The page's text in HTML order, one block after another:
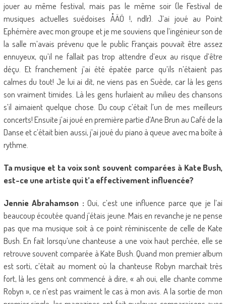
jouer au même festival, mais pas le même soir (le Festival de
musiques actuelles suédoises ÅÄÖ !, ndlr). J’ai joué au Point
Ephémère avec mon groupe et je me souviens que l’ingénieur son de
la salle m’avais prévenu que le public Français pouvait être assez
ennuyeux, qu’il ne fallait pas trop attendre d’eux au risque d’être
déçu. Et franchement j’ai été épatée parce qu’ils n’étaient pas
calmes du tout! Je lui ai dit, ne viens pas en Suède, car là les gens
son vraiment timides. Là les gens hurlaient au milieu des chansons
s’il aimaient quelque chose. Du coup c’était l’un de mes meilleurs
concerts! Ensuite j’ai joué en première partie d’Ane Brun au Café de la
Danse et c’était bien aussi, j’ai joué du piano à queue avec ma boîte à
rythme.
Ta musique et ta voix sont souvent comparées à Kate Bush,
est-ce une artiste qui t’a effectivement influencée?
Jennie Abrahamson : Oui, c’est une influence parce que je l’ai
beaucoup écoutée quand j’étais jeune. Mais en revanche je ne pense
pas que ma musique soit à ce point réminiscente de celle de Kate
Bush. En fait lorsqu’une chanteuse a une voix haut perchée, elle se
retrouve souvent comparée à Kate Bush. Quand mon premier album
est sorti, c’était au moment où la chanteuse Robyn marchait très
fort, là les gens ont commencé à dire, « ah oui, elle chante comme
Robyn », ce n’est pas vraiment le cas à mon avis. A la sortie de mon